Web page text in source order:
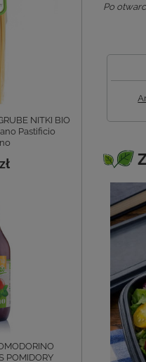
NITKI BIO
Pastificio
POMIDORY
Po